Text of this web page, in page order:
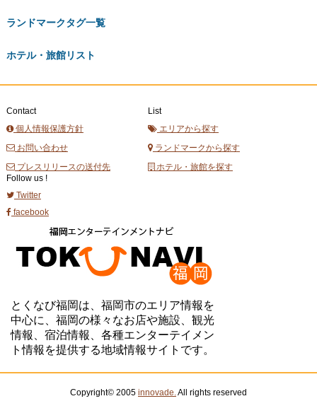
ランドマークタグ一覧
ホテル・旅館リスト
Contact
個人情報保護方針
お問い合わせ
プレスリリースの送付先
List
エリアから探す
ランドマークから探す
ホテル・旅館を探す
Follow us !
Twitter
facebook
とくなび福岡は、福岡市のエリア情報を
中心に、福岡の様々なお店や施設、観光
情報、宿泊情報、各種エンターテイメン
ト情報を提供する地域情報サイトです。
Copyright© 2005 innovade.All rights reserved